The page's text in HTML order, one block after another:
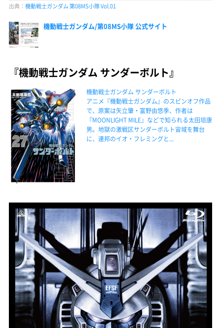
出典： 機動戦士ガンダム 第08MS小隊 Vol.01
機動戦士ガンダム/第08MS小隊 公式サイト
『機動戦士ガンダム サンダーボルト』
機動戦士ガンダム サンダーボルト
アニメ『機動戦士ガンダム』のスピンオフ作品
で、原案は矢立肇・富野由悠季、作者は
『MOONLIGHT MILE』などで知られる太田垣康
男。地獄の激戦区サンダーボルト宙域を舞台
に、連邦のイオ・フレミングと...